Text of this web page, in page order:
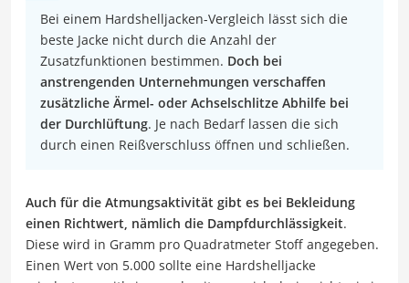
Bei einem Hardshelljacken-Vergleich lässt sich die
beste Jacke nicht durch die Anzahl der
Zusatzfunktionen bestimmen. Doch bei
anstrengenden Unternehmungen verschaffen
zusätzliche Ärmel- oder Achselschlitze Abhilfe bei
der Durchlüftung. Je nach Bedarf lassen die sich
durch einen Reißverschluss öffnen und schließen.
Auch für die Atmungsaktivität gibt es bei Bekleidung
einen Richtwert, nämlich die Dampfdurchlässigkeit.
Diese wird in Gramm pro Quadratmeter Stoff angegeben.
Einen Wert von 5.000 sollte eine Hardshelljacke